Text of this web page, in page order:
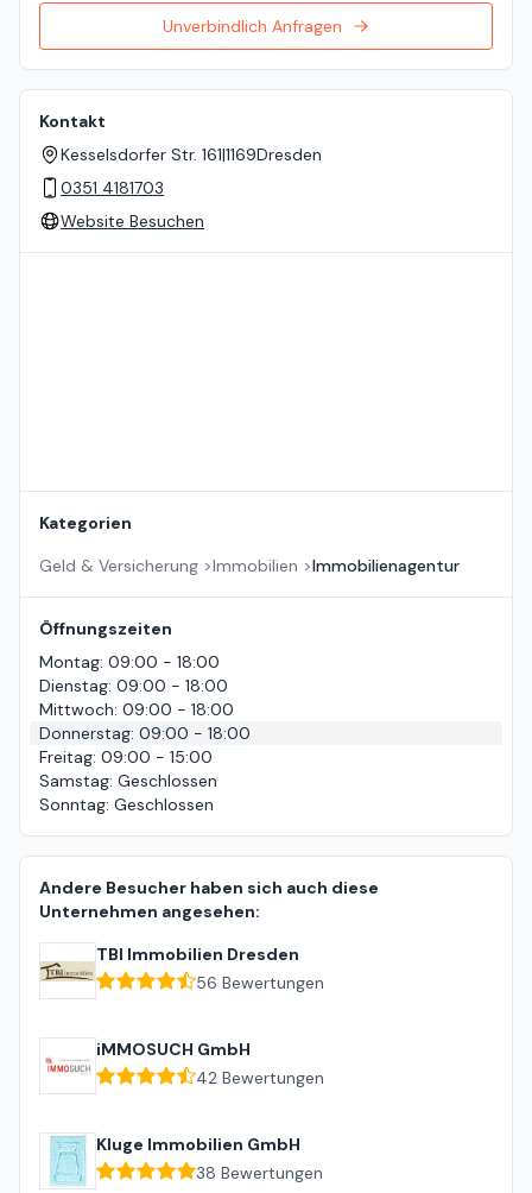
Unverbindlich Anfragen
Kontakt
Kesselsdorfer Str. 161|1169Dresden
0351 4181703
Website Besuchen
Kategorien
Geld & Versicherung >Immobilien >Immobilienagentur
Öffnungszeiten
Montag: 09:00 - 18:00
Dienstag: 09:00 - 18:00
Mittwoch: 09:00 - 18:00
Donnerstag: 09:00 - 18:00
Freitag: 09:00 - 15:00
Samstag: Geschlossen
Sonntag: Geschlossen
Andere Besucher haben sich auch diese
Unternehmen angesehen:
TBI Immobilien Dresden
56 Bewertungen
iMMOSUCH GmbH
42 Bewertungen
Kluge Immobilien GmbH
38 Bewertungen